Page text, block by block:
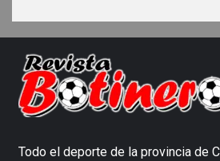
Todo el deporte de la provincia de